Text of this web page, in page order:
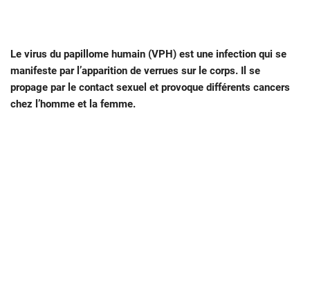
Le virus du papillome humain (VPH) est une infection qui se
manifeste par l’apparition de verrues sur le corps. Il se
propage par le contact sexuel et provoque différents cancers
chez l’homme et la femme.